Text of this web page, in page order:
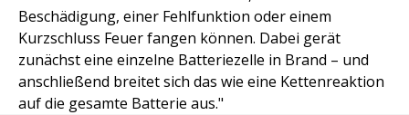
Beschädigung, einer Fehlfunktion oder einem
Kurzschluss Feuer fangen können. Dabei gerät
zunächst eine einzelne Batteriezelle in Brand – und
anschließend breitet sich das wie eine Kettenreaktion
auf die gesamte Batterie aus."